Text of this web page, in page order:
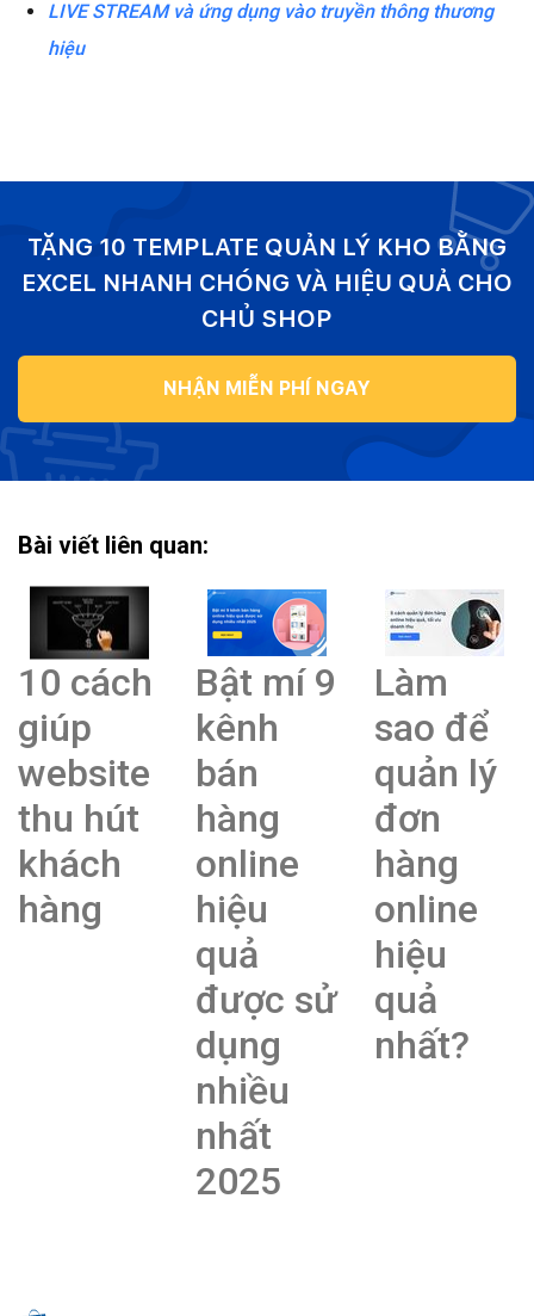
LIVE STREAM và ứng dụng vào truyền thông thương
hiệu
TẶNG 10 TEMPLATE QUẢN LÝ KHO BẰNG
EXCEL NHANH CHÓNG VÀ HIỆU QUẢ CHO
CHỦ SHOP
NHẬN MIỄN PHÍ NGAY
Bài viết liên quan:
10 cách
giúp
website
thu hút
khách
hàng
Bật mí 9
kênh
bán
hàng
online
hiệu
quả
được sử
dụng
nhiều
nhất
2025
Làm
sao để
quản lý
đơn
hàng
online
hiệu
quả
nhất?